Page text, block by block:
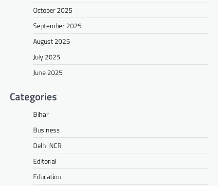
October 2025
September 2025
August 2025
July 2025
June 2025
Categories
Bihar
Business
Delhi NCR
Editorial
Education